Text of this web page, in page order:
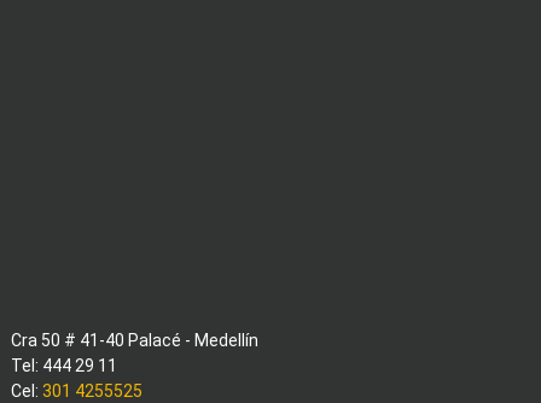
Cra 50 # 41-40 Palacé - Medellín
Tel: 444 29 11
Cel: 301 4255525